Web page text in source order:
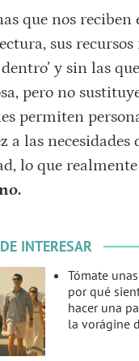
que nos
sus
dentro’ y sin las
pero no
permiten
a las
lo que realmente
INTERESAR
Tómate
por qué
hacer una
la vorágine